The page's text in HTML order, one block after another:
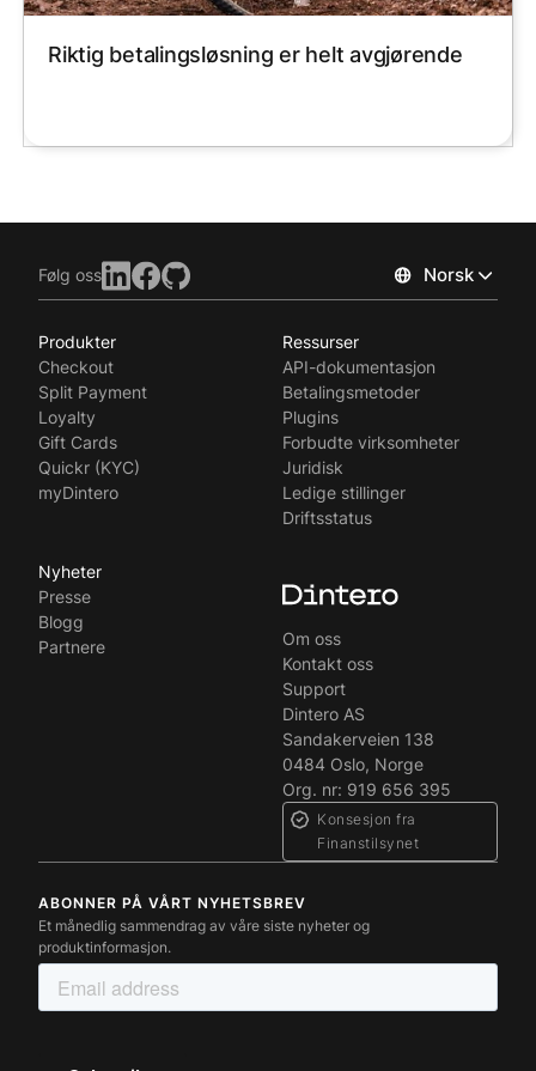
Riktig betalingsløsning er helt avgjørende
Følg oss Norsk
Produkter
Checkout
Split Payment
Loyalty
Gift Cards
Quickr (KYC)
myDintero
Ressurser
API-dokumentasjon
Betalingsmetoder
Plugins
Forbudte virksomheter
Juridisk
Ledige stillinger
Driftsstatus
Nyheter
Presse
Blogg
Partnere
Om oss
Kontakt oss
Support
Dintero AS
Sandakerveien 138
0484 Oslo, Norge
Org. nr: 919 656 395
Konsesjon fra
Finanstilsynet
ABONNER PÅ VÅRT NYHETSBREV
Et månedlig sammendrag av våre siste nyheter og
produktinformasjon.